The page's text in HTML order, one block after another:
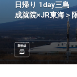
日帰り 1day三島
成就院×JR東海＞
新幹線